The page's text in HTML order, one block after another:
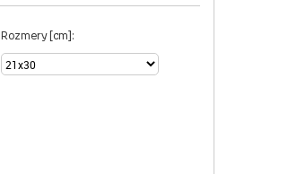
Rozmery [cm]: